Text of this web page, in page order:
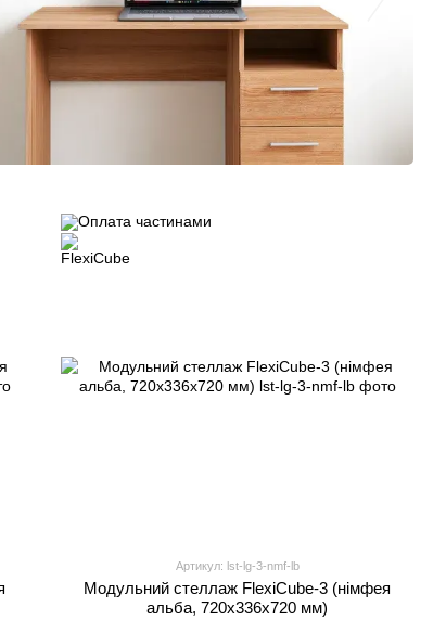
Артикул: lst-lg-3-nmf-lb
Модульний стеллаж FlexiCube-3 (німфея
альба, 720х336х720 мм)